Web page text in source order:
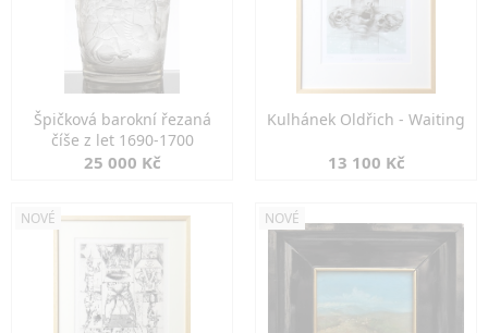
Špičková barokní řezaná
číše z let 1690-1700
25 000 Kč
Kulhánek Oldřich - Waiting
13 100 Kč
NOVÉ NOVÉ